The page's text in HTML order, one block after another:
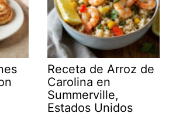
Receta de Arroz de
Carolina en
Summerville,
Estados Unidos